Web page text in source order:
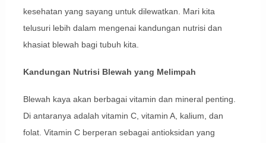
kesehatan yang sayang untuk dilewatkan. Mari kita
telusuri lebih dalam mengenai kandungan nutrisi dan
khasiat blewah bagi tubuh kita.
Kandungan Nutrisi Blewah yang Melimpah
Blewah kaya akan berbagai vitamin dan mineral penting.
Di antaranya adalah vitamin C, vitamin A, kalium, dan
folat. Vitamin C berperan sebagai antioksidan yang